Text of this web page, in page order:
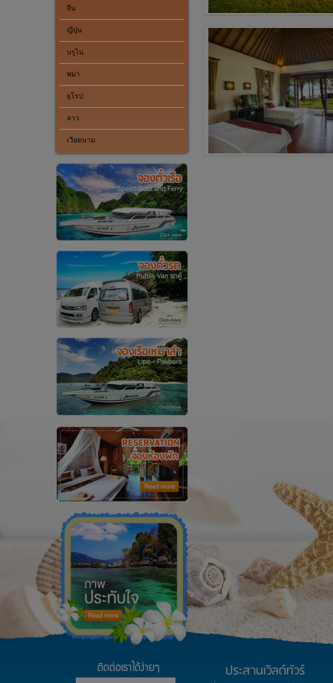
จีน
ญี่ปุ่น
บรูไน
พม่า
ยุโรป
ลาว
เวียดนาม
ติดต่อเราได้ง่ายๆ ประสานเวิลด์ทัวร์